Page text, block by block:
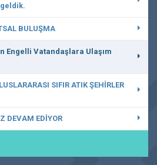
BULUŞMA
Engelli Vatandaşlara Ulaşım
SIFIR ATIK ŞEHİRLER
DEVAM EDİYOR